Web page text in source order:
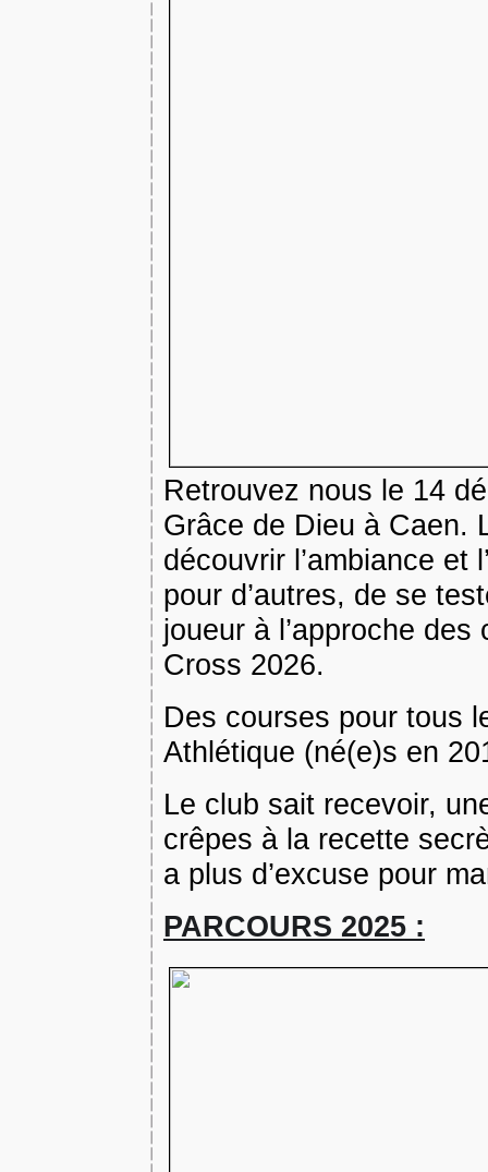
Retrouvez nous le 14
Grâce de Dieu à Caen.
découvrir l’ambiance et
pour d’autres, de se
joueur à l’approche
Cross 2026.
Des courses pour tous
Athlétique (né(e)s en
Le club sait recevoir,
crêpes à la recette
a plus d’excuse pour
PARCOURS 2025 :